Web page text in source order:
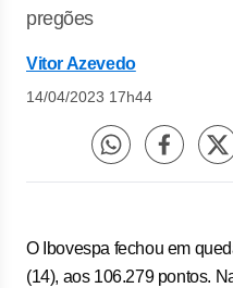
pregões
Vitor Azevedo
14/04/2023 17h44
O Ibovespa fechou em
(14), aos 106.279 pontos.